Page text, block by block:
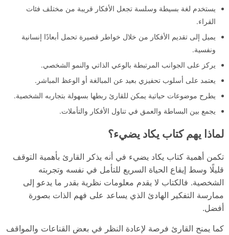
يستخدم لغة بسيطة وسلسة تجعل الأفكار قريبة من مختلف فئات
القراء.
يميل إلى تقديم الأفكار من خلال خواطر قصيرة تحمل أبعادًا إنسانية
ونفسية.
يركز على الجوانب المرتبطة بالوعي الذاتي والنمو الشخصي.
يعتمد على أسلوب تحفيزي بعيد عن المبالغة أو الوعظ المباشر.
يطرح موضوعات حياتية يمكن للقارئ ربطها بسهولة بتجاربه الشخصية.
يجمع بين البساطة والعمق في تناول الأفكار والتأملات.
لماذا يهم كتاب يكاد يضيء؟
تكمن أهمية كتاب يكاد يضيء في أنه يذكر القارئ بأهمية التوقف
قليلًا وسط إيقاع الحياة السريع للتأمل في نفسه وتجربته
الشخصية. فالكتاب لا يقدم معلومات نظرية بقدر ما يدعو إلى
ممارسة التفكير الهادئ الذي يساعد على فهم الذات بصورة
أفضل.
كما يمنح القارئ فرصة لإعادة النظر في بعض القناعات والمواقف